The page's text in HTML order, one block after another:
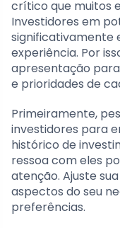
crítico que muitos
Investidores em
significativamente
experiência. Por
apresentação
e prioridades de
Primeiramente,
investidores para
histórico de
ressoa com eles
atenção. Ajuste
aspectos do seu
preferências.